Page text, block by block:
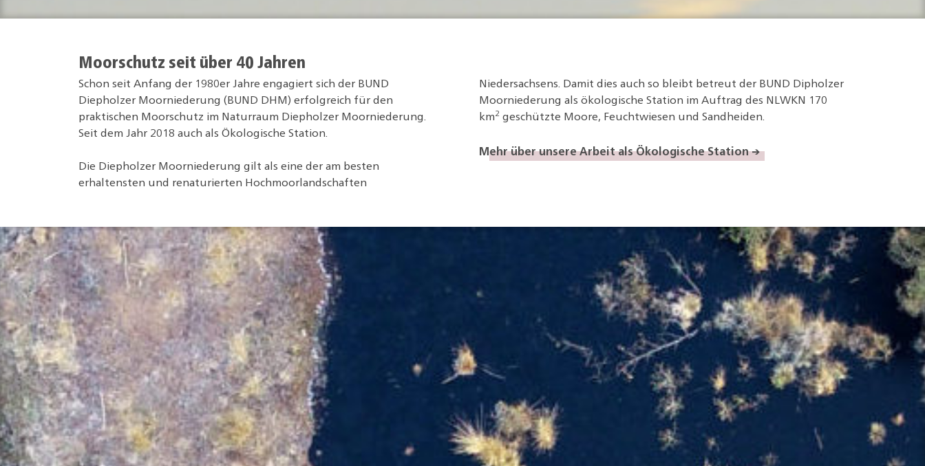
Moorschutz seit über 40 Jahren
Schon seit Anfang der 1980er Jahre engagiert sich der BUND
Diepholzer Moorniederung (BUND DHM) erfolgreich für den
praktischen Moorschutz im Naturraum Diepholzer Moorniederung.
Seit dem Jahr 2018 auch als Ökologische Station.
Die Diepholzer Moorniederung gilt als eine der am besten
erhaltensten und renaturierten Hochmoorlandschaften
Niedersachsens. Damit dies auch so bleibt betreut der BUND Dipholzer
Moorniederung als ökologische Station im Auftrag des NLWKN 170
km2 geschützte Moore, Feuchtwiesen und Sandheiden.
Mehr über unsere Arbeit als Ökologische Station →